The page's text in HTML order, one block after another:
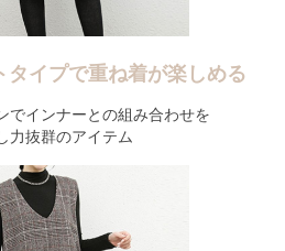
タイプで重ね着が楽しめる
でインナーとの組み合わせを
力抜群のアイテム